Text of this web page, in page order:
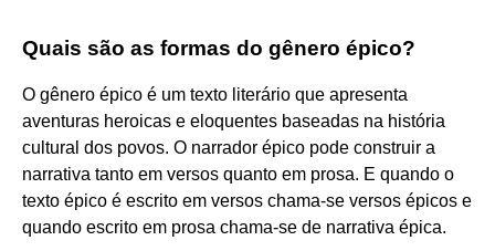
Quais são as formas do gênero épico?
O gênero épico é um texto literário que apresenta
aventuras heroicas e eloquentes baseadas na história
cultural dos povos. O narrador épico pode construir a
narrativa tanto em versos quanto em prosa. E quando o
texto épico é escrito em versos chama-se versos épicos e
quando escrito em prosa chama-se de narrativa épica.